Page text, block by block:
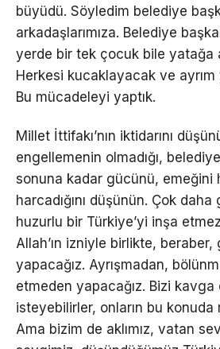
büyüdü. Söyledim belediye
arkadaşlarımıza. Belediye
yerde bir tek çocuk bile yatağa
Herkesi kucaklayacak ve ayrım
Bu mücadeleyi yaptık.
Millet İttifakı’nın iktidarını
engellemenin olmadığı,
sonuna kadar gücünü, emeğini
harcadığını düşünün. Çok
huzurlu bir Türkiye’yi inşa
Allah’ın izniyle birlikte,
yapacağız. Ayrışmadan,
etmeden yapacağız. Bizi
isteyebilirler, onların bu konuda
Ama bizim de aklımız, vatan